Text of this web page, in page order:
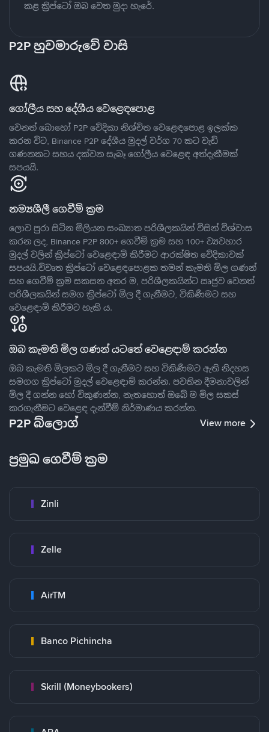
කළ ක්‍රිප්ටෝ ඔබ වෙත මුදා හැරේ.
P2P හුවමාරුවේ වාසි
ගෝලීය සහ දේශීය වෙළෙඳපොළ
වෙනත් බොහෝ P2P වේදිකා නිශ්චිත වෙළෙඳපොළ ඉලක්ක
කරන විට, Binance P2P දේශීය මුදල් වර්ග 70 කට වැඩි
ගණනකට සහය දක්වන සැබෑ ගෝලීය වෙළෙඳ අත්දැකීමක්
සපයයි.
නම්‍යශීලී ගෙවීම් ක්‍රම
ලොව පුරා සිටින මිලියන සංඛ්‍යාත පරිශීලකයින් විසින් විශ්වාස
කරන ලද, Binance P2P 800+ ගෙවීම් ක්‍රම සහ 100+ ව්‍යවහාර
මුදල් වලින් ක්‍රිප්ටෝ වෙළෙඳාම් කිරීමට ආරක්ෂිත වේදිකාවක්
සපයයි.විවෘත ක්‍රිප්ටෝ වෙළෙඳපොළක තමන් කැමති මිල ගණන්
සහ ගෙවීම් ක්‍රම සකසන අතර ම, පරිශීලකයින්ට ඍජුව වෙනත්
පරිශීලකයින් සමග ක්‍රිප්ටෝ මිල දී ගැනීමට, විකිණීමට සහ
වෙළෙඳාම් කිරීමට හැකි ය.
ඔබ කැමති මිල ගණන් යටතේ වෙළෙඳාම් කරන්න
ඔබ කැමති මිලකට මිල දී ගැනීමට සහ විකිණීමට ඇති නිදහස
සමගග ක්‍රිප්ටෝ මුදල් වෙළෙඳාම් කරන්න. පවතින දීමනාවලින්
මිල දී ගන්න හෝ විකුණන්න, නැතහොත් ඔබේ ම මිල සකස්
කරගැනීමට වෙළෙඳ දැන්වීම් නිර්මාණය කරන්න.
P2P බ්ලොග් View more
ප්‍රමුඛ ගෙවීම් ක්‍රම
Zinli
Zelle
AirTM
Banco Pichincha
Skrill (Moneybookers)